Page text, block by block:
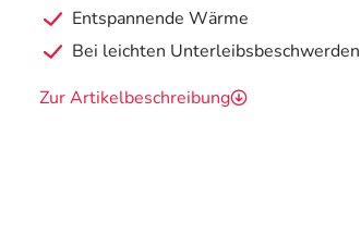
Entspannende Wärme
Bei leichten Unterleibsbeschwerden
Zur Artikelbeschreibung